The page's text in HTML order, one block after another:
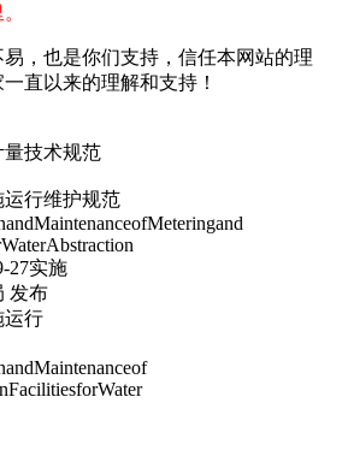
，也是你们支持，信任本网站的理
直以来的理解和支持！
技术规范
行维护规范
27实施
发布
运行